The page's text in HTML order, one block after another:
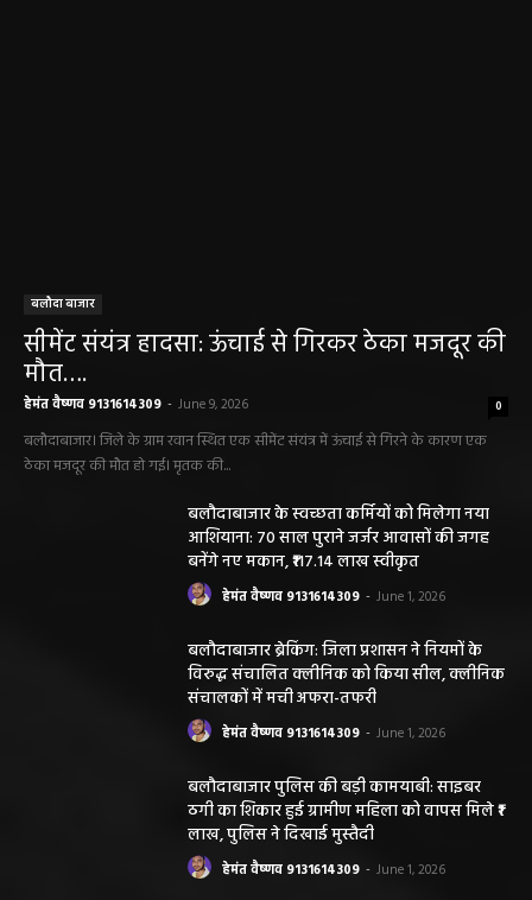
बलौदा बाजार
सीमेंट संयंत्र हादसा: ऊंचाई से गिरकर ठेका मजदूर की
मौत….
हेमंत वैष्णव 9131614309 - June 9, 2026 0
बलौदाबाजार। जिले के ग्राम रवान स्थित एक सीमेंट संयंत्र में ऊंचाई से गिरने के कारण एक
ठेका मजदूर की मौत हो गई। मृतक की...
बलौदाबाजार के स्वच्छता कर्मियों को मिलेगा नया
आशियाना: 70 साल पुराने जर्जर आवासों की जगह
बनेंगे नए मकान, ₹117.14 लाख स्वीकृत
हेमंत वैष्णव 9131614309 - June 1, 2026
बलौदाबाजार ब्रेकिंग: जिला प्रशासन ने नियमों के
विरुद्ध संचालित क्लीनिक को किया सील, क्लीनिक
संचालकों में मची अफरा-तफरी
हेमंत वैष्णव 9131614309 - June 1, 2026
बलौदाबाजार पुलिस की बड़ी कामयाबी: साइबर
ठगी का शिकार हुई ग्रामीण महिला को वापस मिले ₹1
लाख, पुलिस ने दिखाई मुस्तैदी
हेमंत वैष्णव 9131614309 - June 1, 2026